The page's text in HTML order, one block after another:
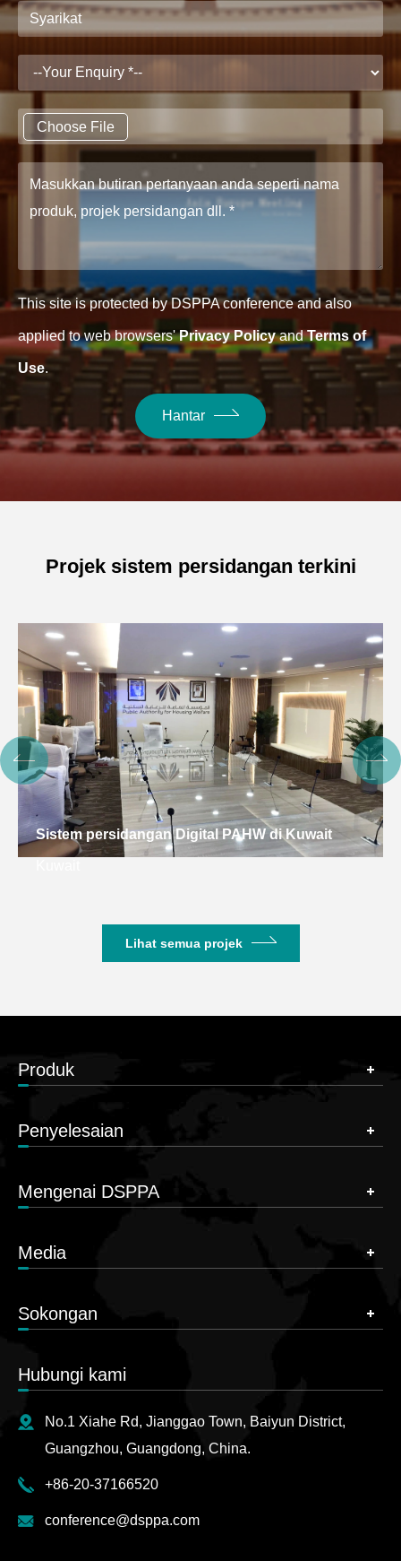
Choose File
This site is protected by DSPPA conference and also
applied to web browsers'Privacy PolicyandTerms of
Use.
Hantar
Projek sistem persidangan terkini
Sistem persidangan Digital PAHW di Kuwait
Lihat semua projek
Produk
Penyelesaian
Mengenai DSPPA
Media
Sokongan
Hubungi kami
No.1 Xiahe Rd, Jianggao Town, Baiyun District,
Guangzhou, Guangdong, China.
+86-20-37166520
conference@dsppa.com